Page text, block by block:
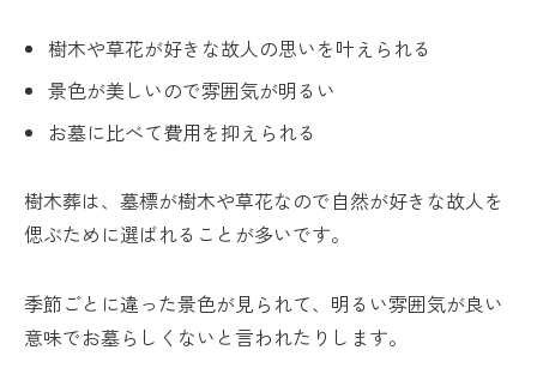
樹木や草花が好きな故人の思いを叶えられる
景色が美しいので雰囲気が明るい
お墓に比べて費用を抑えられる
樹木葬は、墓標が樹木や草花なので自然が好きな故人を
偲ぶために選ばれることが多いです。
季節ごとに違った景色が見られて、明るい雰囲気が良い
意味でお墓らしくないと言われたりします。